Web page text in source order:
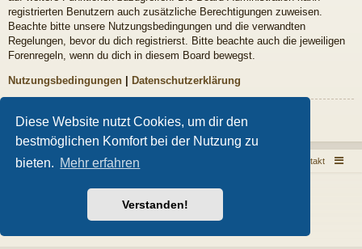
Diese Website nutzt Cookies, um dir den
bestmöglichen Komfort bei der Nutzung zu
bieten. Mehr erfahren
Verstanden!
registrierten Benutzern auch zusätzliche Berechtigungen zuweisen.
Beachte bitte unsere Nutzungsbedingungen und die verwandten
Regelungen, bevor du dich registrierst. Bitte beachte auch die jeweiligen
Forenregeln, wenn du dich in diesem Board bewegst.
Nutzungsbedingungen | Datenschutzerklärung
Registrieren
Sarkoid Infoseite Sarkoid Forum Kontakt
Powered byphpBB® Forum Software © phpBB Limited
Style vonArty- phpBB 3.3 von MrGaby
phpBB.de